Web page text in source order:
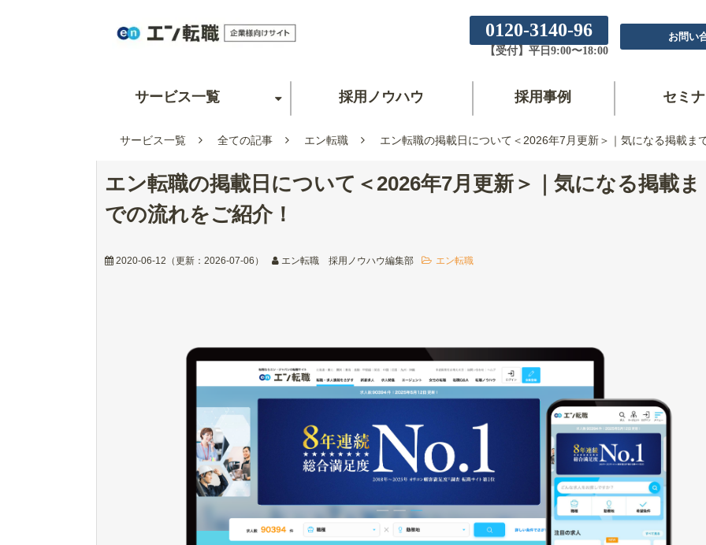
0120-3140-96
【受付】平日9:00〜18:00
お問い
サービス一覧 採用ノウハウ 採用事例 セミ
サービス一覧 全ての記事 エン転職 エン転職の掲載日について＜2026年7月更新＞｜気になる掲載ま
エン転職の掲載日について＜2026年7月更新＞｜気になる掲載ま
での流れをご紹介！
2020-06-12 （更新： 2026-07-06 ） エン転職 採用ノウハウ編集部 エン転職